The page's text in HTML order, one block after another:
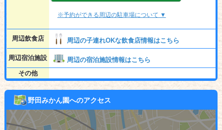
※予約ができる周辺の駐車場について ▼
周辺飲食店 周辺の子連れOKな飲食店情報はこちら
周辺宿泊施設
周辺の宿泊施設情報はこちら
その他
野田みかん園へのアクセス